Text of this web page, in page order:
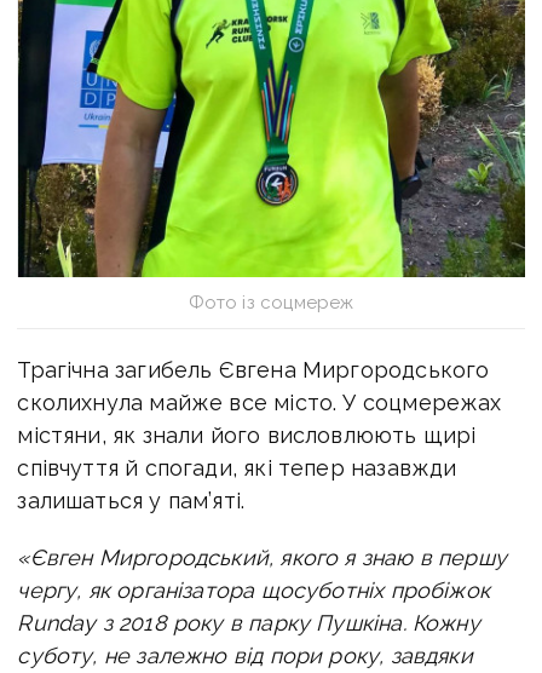
Фото із соцмереж
Трагічна загибель Євгена Миргородського
сколихнула майже все місто. У соцмережах
містяни, як знали його висловлюють щирі
співчуття й спогади, які тепер назавжди
залишаться у пам’яті.
«Євген Миргородський, якого я знаю в першу
чергу, як організатора щосуботніх пробіжок
Runday з 2018 року в парку Пушкіна. Кожну
суботу, не залежно від пори року, завдяки